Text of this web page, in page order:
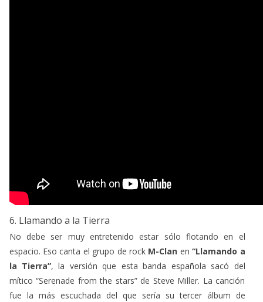
6. Llamando a la Tierra
No debe ser muy entretenido estar sólo flotando en el
espacio. Eso canta el grupo de rock M-Clan en “Llamando a
la Tierra”, la versión que esta banda española sacó del
mítico “Serenade from the stars” de Steve Miller. La canción
fue la más escuchada del que sería su tercer álbum de